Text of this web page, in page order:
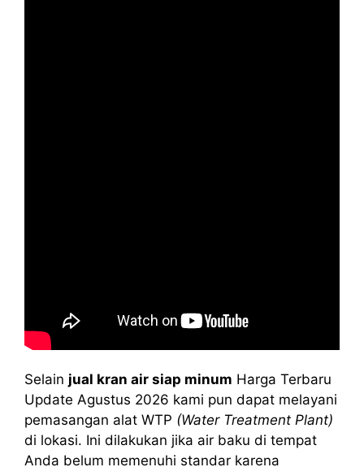
Selain jual kran air siap minum Harga Terbaru
Update Agustus 2026 kami pun dapat melayani
pemasangan alat WTP (Water Treatment Plant)
di lokasi. Ini dilakukan jika air baku di tempat
Anda belum memenuhi standar karena